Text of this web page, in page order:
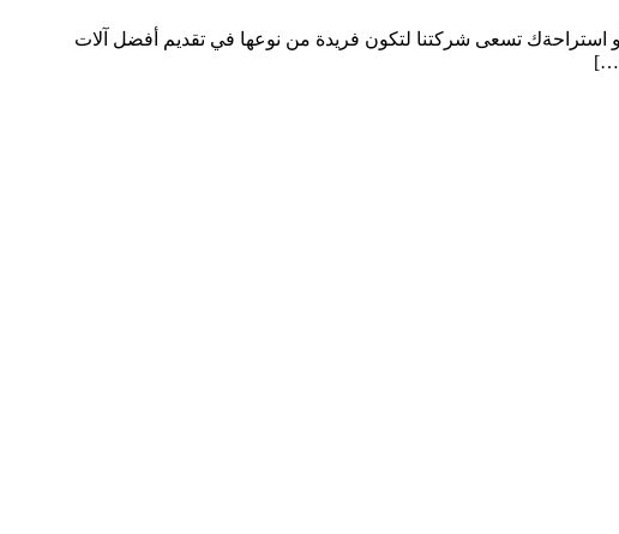
تسعى شركتنا لتكون فريدة من نوعها في تقديم أفضل آلات
[…]